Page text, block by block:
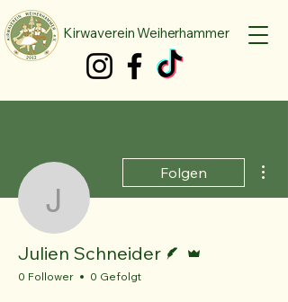
Kirwaverein Weiherhammer
Julien Schneider
Folgen
Julien Schneider
0 Follower 0 Gefolgt